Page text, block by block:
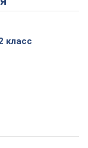
класс